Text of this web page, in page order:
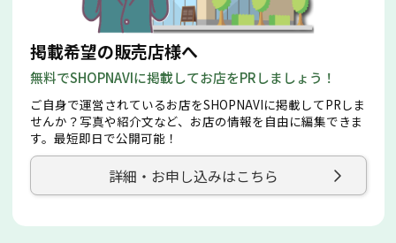
掲載希望の販売店様へ
無料でSHOPNAVIに掲載してお店をPRしましょう！
ご自身で運営されているお店をSHOPNAVIに掲載してPRしま
せんか？写真や紹介文など、お店の情報を自由に編集できま
す。最短即日で公開可能！
詳細・お申し込みはこちら